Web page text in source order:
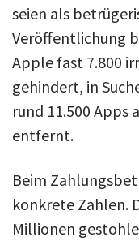
seien als
Veröffentlichung
Apple fast 7.800
gehindert, in
rund 11.500 Apps
entfernt.
Beim
konkrete Zahlen.
Millionen